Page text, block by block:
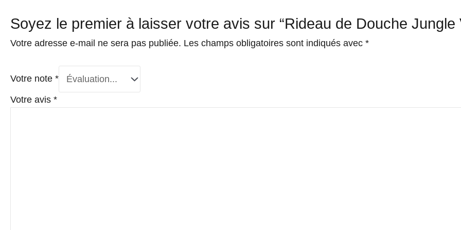
Soyez le premier à laisser votre avis sur “Rideau de Douche Jungle
Votre adresse e-mail ne sera pas publiée. Les champs obligatoires sont indiqués avec *
Votre note *
Votre avis *